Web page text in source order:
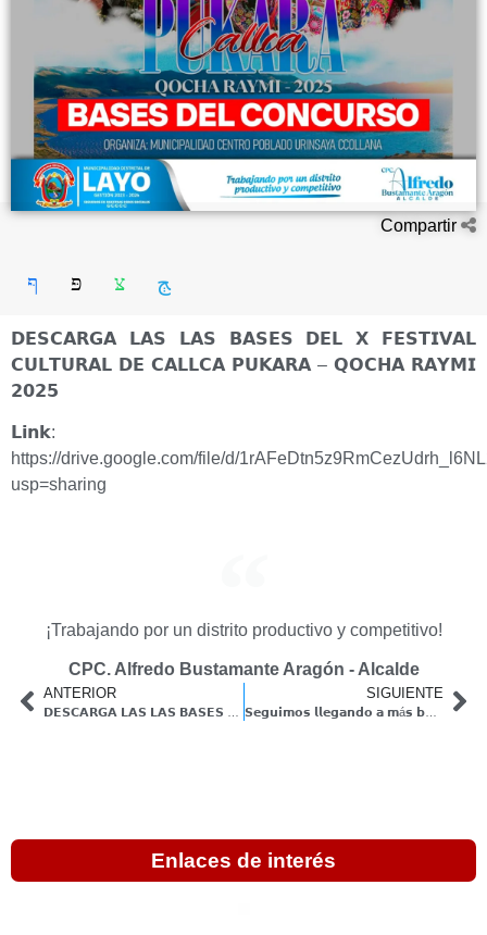
Compartir
𝗗𝗘𝗦𝗖𝗔𝗥𝗚𝗔 𝗟𝗔𝗦 𝗟𝗔𝗦 𝗕𝗔𝗦𝗘𝗦 𝗗𝗘𝗟 𝗫 𝗙𝗘𝗦𝗧𝗜𝗩𝗔𝗟
𝗖𝗨𝗟𝗧𝗨𝗥𝗔𝗟 𝗗𝗘 𝗖𝗔𝗟𝗟𝗖𝗔 𝗣𝗨𝗞𝗔𝗥𝗔 – 𝗤𝗢𝗖𝗛𝗔 𝗥𝗔𝗬𝗠𝗜
𝟮𝟬𝟮𝟱
𝗟𝗶𝗻𝗸:
https://drive.google.com/file/d/
usp=sharing
¡Trabajando por un distrito productivo y competitivo!
CPC. Alfredo Bustamante Aragón - Alcalde
ANTERIOR SIGUIENTE
𝗦𝗲𝗴𝘂𝗶𝗺𝗼𝘀 𝗹𝗹𝗲𝗴𝗮𝗻𝗱𝗼 𝗮 𝗺á𝘀 𝗯𝗲𝗻𝗲𝗳𝗶𝗰𝗶𝗮𝗿𝗶𝗼𝘀 𝗽𝗮𝗿𝗮 𝗹𝗮𝘀 𝗱𝗶𝗳𝗲𝗿𝗲𝗻𝘁𝗲𝘀 𝗽𝗿𝗼𝗴𝗿𝗮𝗺𝗮𝘀 𝘀𝗼𝗰𝗶𝗮𝗹𝗲𝘀
Enlaces de interés